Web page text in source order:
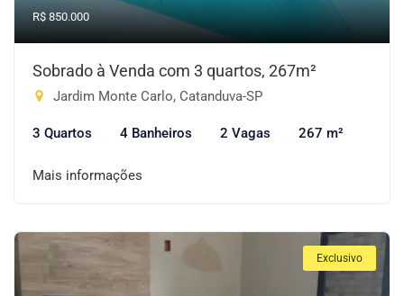
R$ 850.000
Sobrado à Venda com 3 quartos, 267m²
Jardim Monte Carlo, Catanduva-SP
3 Quartos 4 Banheiros 2 Vagas 267 m²
Mais informações
Exclusivo